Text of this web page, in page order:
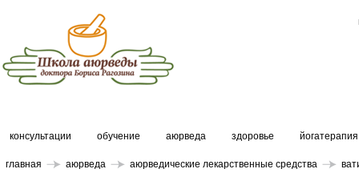
консультации обучение аюрведа здоровье йогатерапия
главная аюрведа аюрведические лекарственные средства